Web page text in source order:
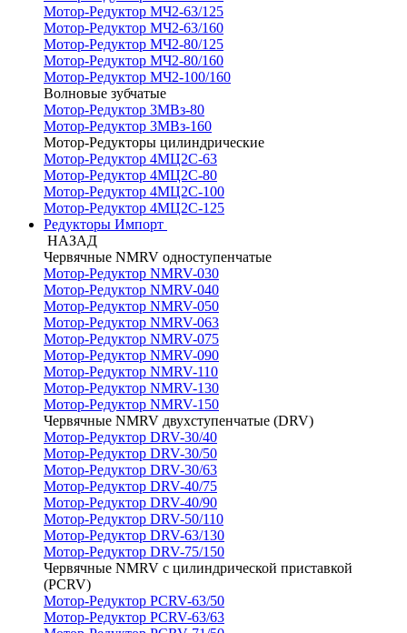
Мотор-Редуктор МЧ2-63/125
Мотор-Редуктор МЧ2-63/160
Мотор-Редуктор МЧ2-80/125
Мотор-Редуктор МЧ2-80/160
Мотор-Редуктор МЧ2-100/160
Волновые зубчатые
Мотор-Редуктор 3МВз-80
Мотор-Редуктор 3МВз-160
Мотор-Редукторы цилиндрические
Мотор-Редуктор 4МЦ2С-63
Мотор-Редуктор 4МЦ2С-80
Мотор-Редуктор 4МЦ2С-100
Мотор-Редуктор 4МЦ2С-125
Редукторы Импорт
НАЗАД
Червячные NMRV одноступенчатые
Мотор-Редуктор NMRV-030
Мотор-Редуктор NMRV-040
Мотор-Редуктор NMRV-050
Мотор-Редуктор NMRV-063
Мотор-Редуктор NMRV-075
Мотор-Редуктор NMRV-090
Мотор-Редуктор NMRV-110
Мотор-Редуктор NMRV-130
Мотор-Редуктор NMRV-150
Червячные NMRV двухступенчатые (DRV)
Мотор-Редуктор DRV-30/40
Мотор-Редуктор DRV-30/50
Мотор-Редуктор DRV-30/63
Мотор-Редуктор DRV-40/75
Мотор-Редуктор DRV-40/90
Мотор-Редуктор DRV-50/110
Мотор-Редуктор DRV-63/130
Мотор-Редуктор DRV-75/150
Червячные NMRV с цилиндрической приставкой
(PCRV)
Мотор-Редуктор PCRV-63/50
Мотор-Редуктор PCRV-63/63